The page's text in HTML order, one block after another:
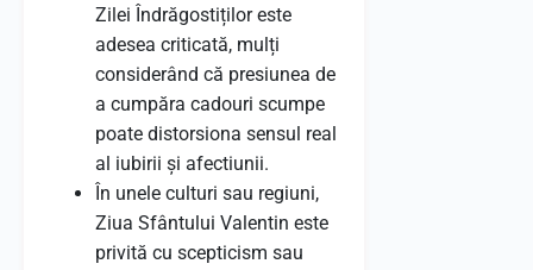
Zilei Îndrăgostiților este
adesea criticată, mulți
considerând că presiunea de
a cumpăra cadouri scumpe
poate distorsiona sensul real
al iubirii și afectiunii.
În unele culturi sau regiuni,
Ziua Sfântului Valentin este
privită cu scepticism sau